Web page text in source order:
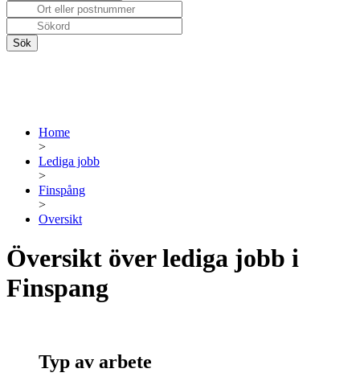
Home
>
Lediga jobb
>
Finspång
>
Oversikt
Översikt över lediga jobb i
Finspang
Typ av arbete